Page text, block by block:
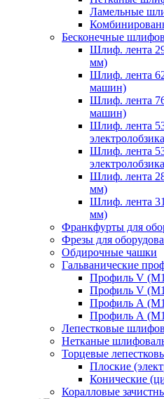
Ламельные
Бесконечные
Шлиф. лента
мм)
Шлиф. лента
машин)
Шлиф. лента
машин)
Шлиф. лента
Шлиф. лента
Шлиф. лента
мм)
Шлиф. лента
мм)
Франкфурты для
Фрезы для
Обдирочные чашки
Гальванические
Профиль V
Профиль V
Профиль А
Профиль А
Лепестковые
Нетканые
Торцевые
Плоские
Конические
Коралловые